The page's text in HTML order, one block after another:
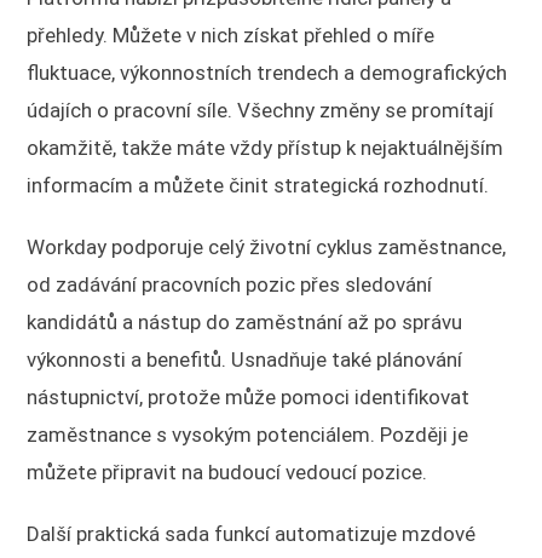
přehledy. Můžete v nich získat přehled o míře
fluktuace, výkonnostních trendech a demografických
údajích o pracovní síle. Všechny změny se promítají
okamžitě, takže máte vždy přístup k nejaktuálnějším
informacím a můžete činit strategická rozhodnutí.
Workday podporuje celý životní cyklus zaměstnance,
od zadávání pracovních pozic přes sledování
kandidátů a nástup do zaměstnání až po správu
výkonnosti a benefitů. Usnadňuje také plánování
nástupnictví, protože může pomoci identifikovat
zaměstnance s vysokým potenciálem. Později je
můžete připravit na budoucí vedoucí pozice.
Další praktická sada funkcí automatizuje mzdové